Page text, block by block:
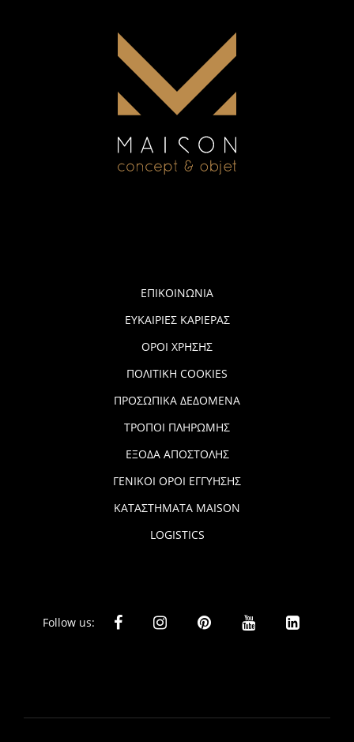
ΕΠΙΚΟΙΝΩΝΙΑ
ΕΥΚΑΙΡΙΕΣ ΚΑΡΙΕΡΑΣ
ΟΡΟΙ ΧΡΗΣΗΣ
ΠΟΛΙΤΙΚΗ COOKIES
ΠΡΟΣΩΠΙΚΑ ΔΕΔΟΜΕΝΑ
ΤΡΟΠΟΙ ΠΛΗΡΩΜΗΣ
ΕΞΟΔΑ ΑΠΟΣΤΟΛΗΣ
ΓΕΝΙΚΟΙ ΟΡΟΙ ΕΓΓΥΗΣΗΣ
ΚΑΤΑΣΤΗΜΑΤΑ MAISON
LOGISTICS
Follow us: